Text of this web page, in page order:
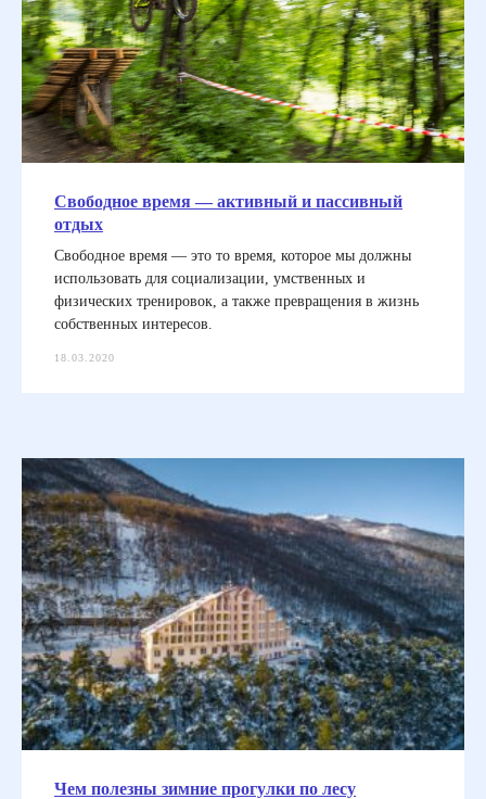
Свободное время — активный и пассивный
отдых
Свободное время — это то время, которое мы должны
использовать для социализации, умственных и
физических тренировок, а также превращения в жизнь
собственных интересов.
18.03.2020
Чем полезны зимние прогулки по лесу